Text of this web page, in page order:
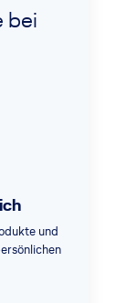
bei
und